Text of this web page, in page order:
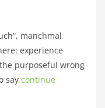
manchmal
experience
purposeful wrong
say continue